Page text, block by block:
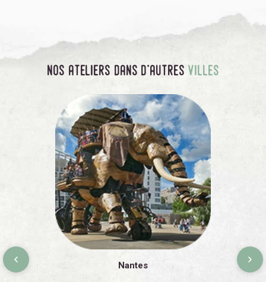
nos ateliers dans d'autres villes
Nantes